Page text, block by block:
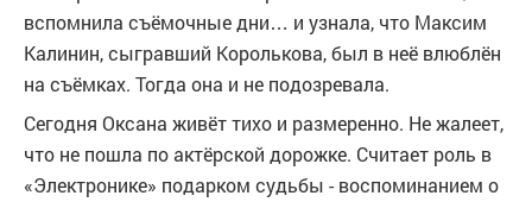
вспомнила съёмочные дни… и узнала, что Максим
Калинин, сыгравший Королькова, был в неё влюблён
на съёмках. Тогда она и не подозревала.
Сегодня Оксана живёт тихо и размеренно. Не жалеет,
что не пошла по актёрской дорожке. Считает роль в
«Электронике» подарком судьбы - воспоминанием о